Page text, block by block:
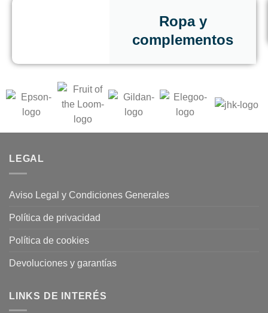
Ropa y
complementos
LEGAL
Aviso Legal y Condiciones Generales
Política de privacidad
Política de cookies
Devoluciones y garantías
LINKS DE INTERÉS